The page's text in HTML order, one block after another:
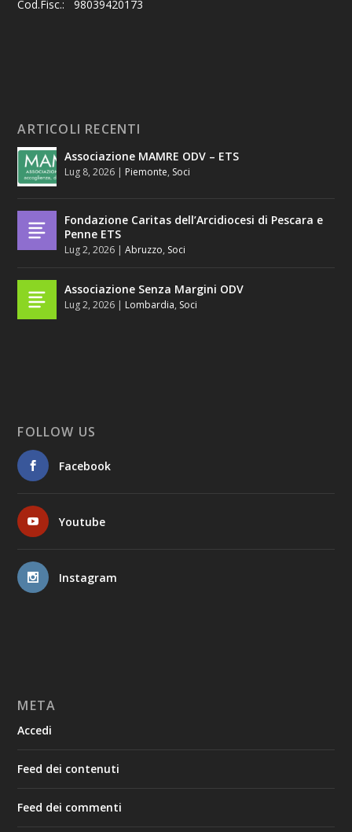
Cod.Fisc.: 98039420173
ARTICOLI RECENTI
Associazione MAMRE ODV – ETS
Lug 8, 2026 | Piemonte, Soci
Fondazione Caritas dell’Arcidiocesi di Pescara e
Penne ETS
Lug 2, 2026 |Abruzzo, Soci
Associazione Senza Margini ODV
Lug 2, 2026 | Lombardia, Soci
FOLLOW US
Facebook
Youtube
Instagram
META
Accedi
Feed dei contenuti
Feed dei commenti